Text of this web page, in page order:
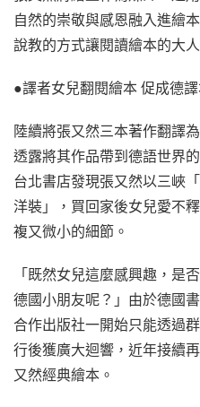
自然的崇敬與感恩融入進繪
說教的方式讓閱讀繪本的大
●譯者女兒翻閱繪本 促成德
陸續將張又然三本著作翻譯
透露將其作品帶到德語世界
台北書店發現張又然以三峽
洋裝」，買回家後女兒愛不
複又微小的細節。
「既然女兒這麼感興趣，是
德國小朋友呢？」由於德國
合作出版社一開始只能透過
行後獲廣大迴響，近年接續
又然經典繪本。